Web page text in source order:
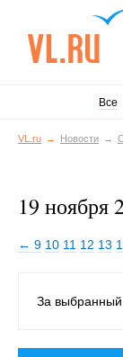
Все
VL.ru Новости
19 ноября
← 9 10 11 12 13
За выбранный